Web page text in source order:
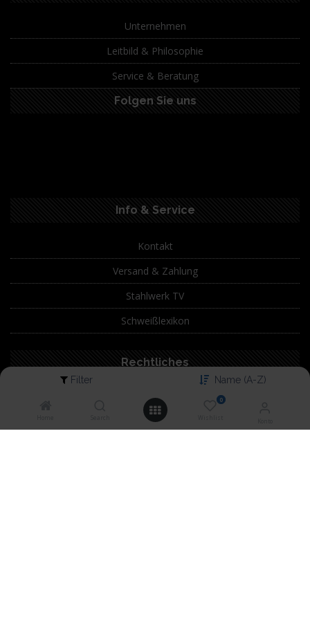
Filter Name (A-Z)
0
Unternehmen
Leitbild & Philosophie
Service & Beratung
Folgen Sie uns
Info & Service
Kontakt
Versand & Zahlung
Stahlwerk TV
Schweißlexikon
Rechtliches
Impressum
AGB